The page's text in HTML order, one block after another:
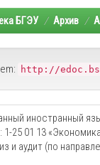
БГЭУ Архив
http://
иностранный
25 01 13
и аудит (по